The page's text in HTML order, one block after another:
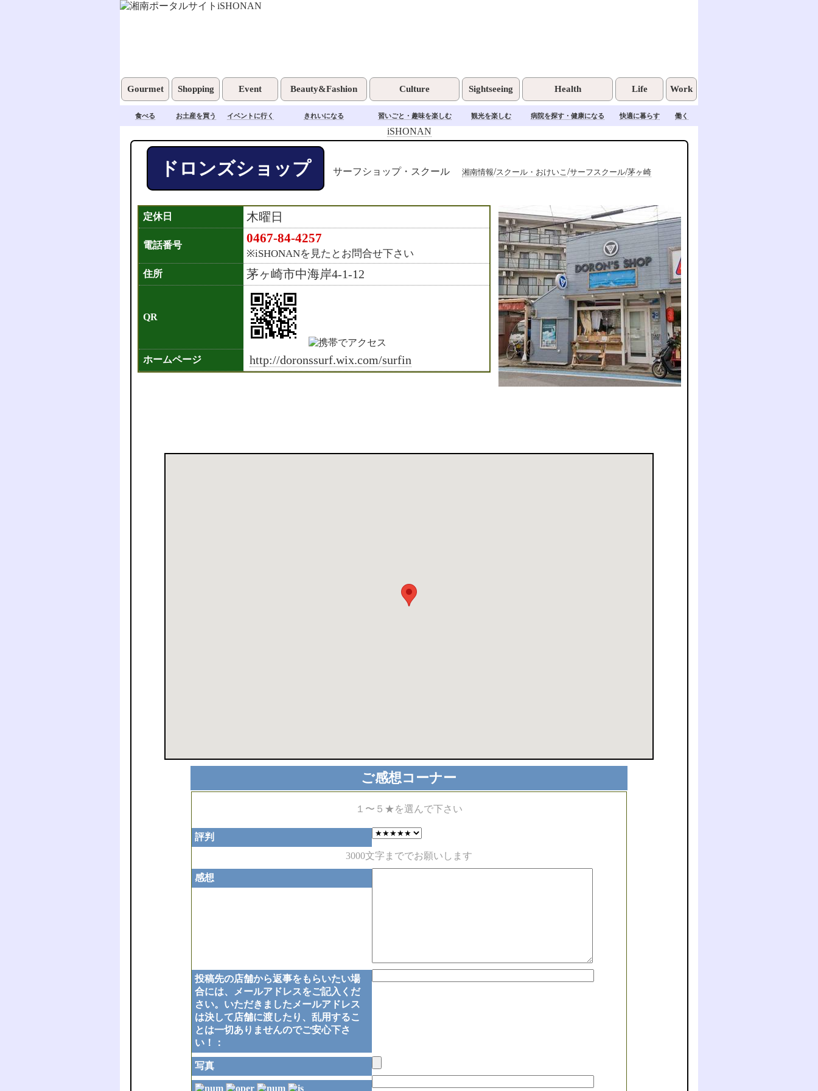
Gourmet Shopping Event Beauty&Fashion Culture Sightseeing Health Life Work
食べる お土産を買う イベントに行く きれいになる 習いごと・趣味を楽しむ 観光を楽しむ 病院を探す・健康になる 快適に暮らす 働く
iSHONAN
ドロンズショップ サーフショップ・スクール 湘南情報/スクール・おけいこ /サーフスクール/茅ヶ崎
定休日 木曜日
電話番号 0467-84-4257
※iSHONANを見たとお問合せ下さい
住所 茅ヶ崎市中海岸4-1-12
QR
ホームページ http://doronssurf.wix.com/surfin
ご感想コーナー
１〜５★を選んで下さい
評判
3000文字まででお願いします
感想
投稿先の店舗から返事をもらいたい場
合には、メールアドレスをご記入くだ
さい。いただきましたメールアドレス
は決して店舗に渡したり、乱用するこ
とは一切ありませんのでご安心下さ
い！：
写真